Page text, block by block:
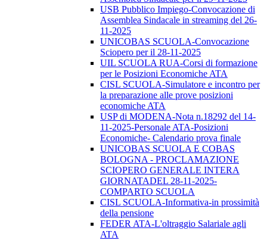
USB Pubblico Impiego-Convocazione di
Assemblea Sindacale in streaming del 26-
11-2025
UNICOBAS SCUOLA-Convocazione
Sciopero per il 28-11-2025
UIL SCUOLA RUA-Corsi di formazione
per le Posizioni Economiche ATA
CISL SCUOLA-Simulatore e incontro per
la preparazione alle prove posizioni
economiche ATA
USP di MODENA-Nota n.18292 del 14-
11-2025-Personale ATA-Posizioni
Economiche- Calendario prova finale
UNICOBAS SCUOLA E COBAS
BOLOGNA - PROCLAMAZIONE
SCIOPERO GENERALE INTERA
GIORNATADEL 28-11-2025-
COMPARTO SCUOLA
CISL SCUOLA-Informativa-in prossimità
della pensione
FEDER ATA-L'oltraggio Salariale agli
ATA